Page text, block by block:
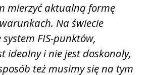
mierzyć aktualną formę
Na świecie
FIS-punktów,
idealny i nie jest doskonały,
też musimy się na tym